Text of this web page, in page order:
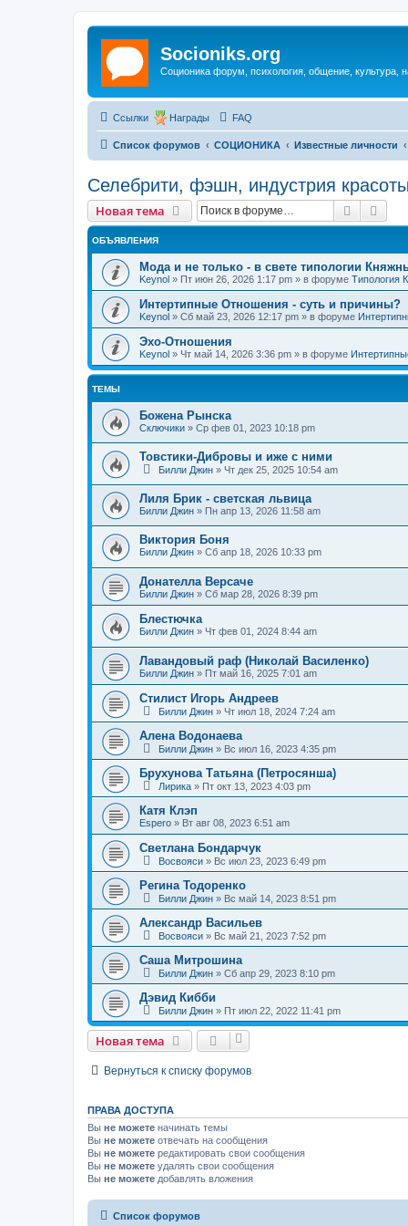
Socioniks.org
Соционика форум, психология, общение, культура,
Ссылки Награды FAQ
Список форумов СОЦИОНИКА Известные личности
Селебрити, фэшн, индустрия
Новая тема Поиск
ОБЪЯВЛЕНИЯ
Мода и не только - в свете типологии
Keynol » Пт июн 26, 2026 1:17 pm » в форуме Типология
Интертипные Отношения - суть и причины?
Keynol » Сб май 23, 2026 12:17 pm » в форуме
Эхо-Отношения
Keynol » Чт май 14, 2026 3:36 pm » в форуме
ТЕМЫ
Божена Рынска
Сключики » Ср фев 01, 2023 10:18 pm
Товстики-Дибровы и иже с ними
Билли Джин » Чт дек 25, 2025 10:54 am
Лиля Брик - светская львица
Билли Джин » Пн апр 13, 2026 11:58 am
Виктория Боня
Билли Джин » Сб апр 18, 2026 10:33 pm
Донателла Версаче
Билли Джин » Сб мар 28, 2026 8:39 pm
Блестючка
Билли Джин » Чт фев 01, 2024 8:44 am
Лавандовый раф (Николай Василенко)
Билли Джин » Пт май 16, 2025 7:01 am
Стилист Игорь Андреев
Билли Джин » Чт июл 18, 2024 7:24 am
Алена Водонаева
Билли Джин » Вс июл 16, 2023 4:35 pm
Брухунова Татьяна (Петросянша)
Лирика » Пт окт 13, 2023 4:03 pm
Катя Клэп
Espero » Вт авг 08, 2023 6:51 am
Светлана Бондарчук
Восвояси » Вс июл 23, 2023 6:49 pm
Регина Тодоренко
Билли Джин » Вс май 14, 2023 8:51 pm
Александр Васильев
Восвояси » Вс май 21, 2023 7:52 pm
Саша Митрошина
Билли Джин » Сб апр 29, 2023 8:10 pm
Дэвид Кибби
Билли Джин » Пт июл 22, 2022 11:41 pm
Новая тема
Вернуться к списку форумов
ПРАВА ДОСТУПА
Вы не можете начинать темы
Вы не можете отвечать на сообщения
Вы не можете редактировать свои сообщения
Вы не можете удалять свои сообщения
Вы не можете добавлять вложения
Список форумов